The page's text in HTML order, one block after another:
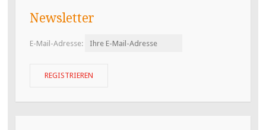
Newsletter
E-Mail-Adresse: